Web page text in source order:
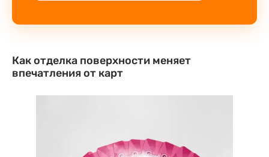
Как отделка поверхности меняет
впечатления от карт